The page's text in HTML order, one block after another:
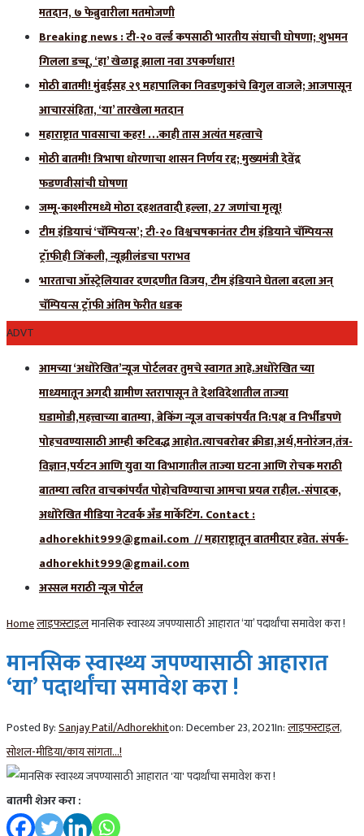
मतदान, ७ फेब्रुवारीला मतमोजणी
Breaking news : टी-२० वर्ल्ड कपसाठी भारतीय संघाची घोषणा; शुभमन
गिलला डच्चू, ‘हा’ खेळाडू झाला नवा उपकर्णधार!
मोठी बातमी! मुंबईसह २९ महापालिका निवडणुकांचे बिगुल वाजले; आजपासून
आचारसंहिता, ‘या’ तारखेला मतदान
महाराष्ट्रात पावसाचा कहर! …काही तास अत्यंत महत्वाचे
मोठी बातमी! त्रिभाषा धोरणाचा शासन निर्णय रद्द; मुख्यमंत्री देवेंद्र
फडणवीसांची घोषणा
जम्मू-काश्मीरमध्ये मोठा दहशतवादी हल्ला, 27 जणांचा मृत्यू!
टीम इंडियाचं ‘चॅम्पियन्स’; टी-२० विश्वचषकानंतर टीम इंडियाने चॅम्पियन्स
ट्रॉफीही जिंकली, न्यूझीलंडचा पराभव
भारताचा ऑस्ट्रेलियावर दणदणीत विजय, टीम इंडियाने घेतला बदला अन्
चॅम्पियन्स ट्रॉफी अंतिम फेरीत धडक
ADVT
आमच्या ‘अधोरेखित’न्यूज पोर्टलवर तुमचे स्वागत आहे.अधोरेखित च्या
माध्यमातून अगदी ग्रामीण स्तरापासून ते देशविदेशातील ताज्या
घडामोडी,महत्त्वाच्या बातम्या, ब्रेकिंग न्यूज वाचकांपर्यंत नि:पक्ष व निर्भीडपणे
पोहचवण्यासाठी आम्ही कटिबद्ध आहोत.त्याचबरोबर क्रीडा,अर्थ,मनोरंजन,तंत्र-
विज्ञान,पर्यटन आणि युवा या विभागातील ताज्या घटना आणि रोचक मराठी
बातम्या त्वरित वाचकांपर्यंत पोहोचविण्याचा आमचा प्रयत्न राहील.-संपादक,
अधोरेखित मीडिया नेटवर्क अँड मार्केटिंग. Contact :
adhorekhit999@gmail.com // महाराष्ट्रातून बातमीदार हवेत. संपर्क-
adhorekhit999@gmail.com
अस्सल मराठी न्यूज पोर्टल
Homeलाइफस्टाइलमानसिक स्वास्थ्य जपण्यासाठी आहारात ‘या’ पदार्थांचा समावेश करा !
मानसिक स्वास्थ्य जपण्यासाठी आहारात
‘या’ पदार्थांचा समावेश करा !
Posted By:Sanjay Patil/Adhorekhiton:December 23, 2021In:लाइफस्टाइल,
सोशल-मीडिया/काय सांगता...!
बातमी शेअर करा :